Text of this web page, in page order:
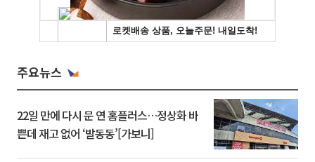
주요뉴스
22일 만에 다시 문 연 홈플러스…정상화 바
쁜데 재고 없어 ‘발동동’[가보니]